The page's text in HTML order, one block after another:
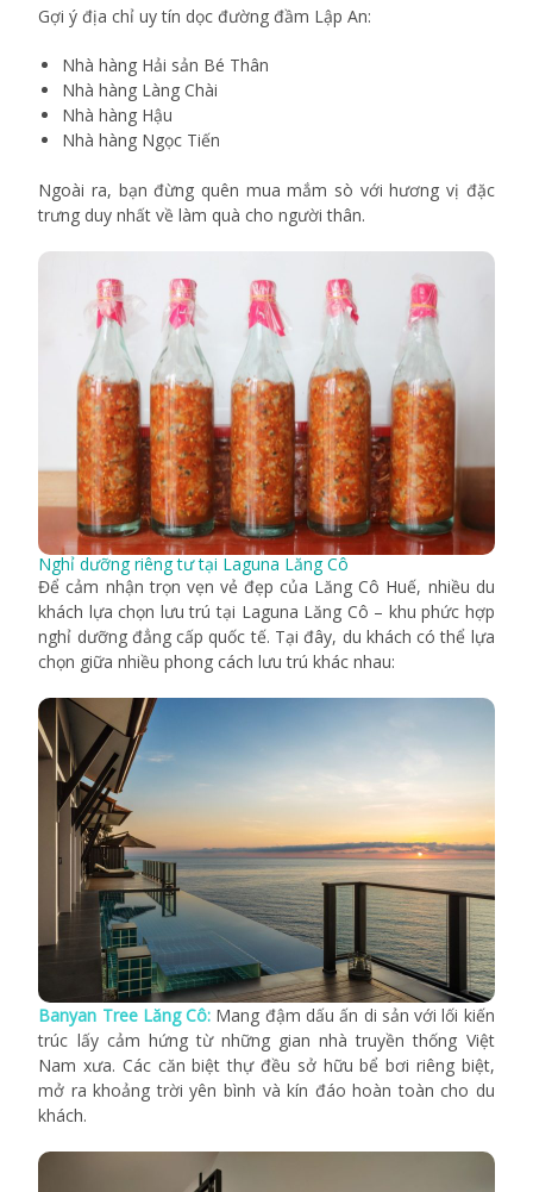
Gợi ý địa chỉ uy tín dọc đường đầm Lập An:
Nhà hàng Hải sản Bé Thân
Nhà hàng Làng Chài
Nhà hàng Hậu
Nhà hàng Ngọc Tiến
Ngoài ra, bạn đừng quên mua mắm sò với hương vị đặc
trưng duy nhất về làm quà cho người thân.
Nghỉ dưỡng riêng tư tại Laguna Lăng Cô
Để cảm nhận trọn vẹn vẻ đẹp của Lăng Cô Huế, nhiều du
khách lựa chọn lưu trú tại Laguna Lăng Cô – khu phức hợp
nghỉ dưỡng đẳng cấp quốc tế. Tại đây, du khách có thể lựa
chọn giữa nhiều phong cách lưu trú khác nhau:
Banyan Tree Lăng Cô: Mang đậm dấu ấn di sản với lối kiến
trúc lấy cảm hứng từ những gian nhà truyền thống Việt
Nam xưa. Các căn biệt thự đều sở hữu bể bơi riêng biệt,
mở ra khoảng trời yên bình và kín đáo hoàn toàn cho du
khách.